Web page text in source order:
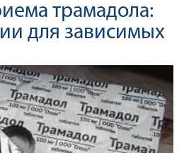
трамадола:
для зависимых